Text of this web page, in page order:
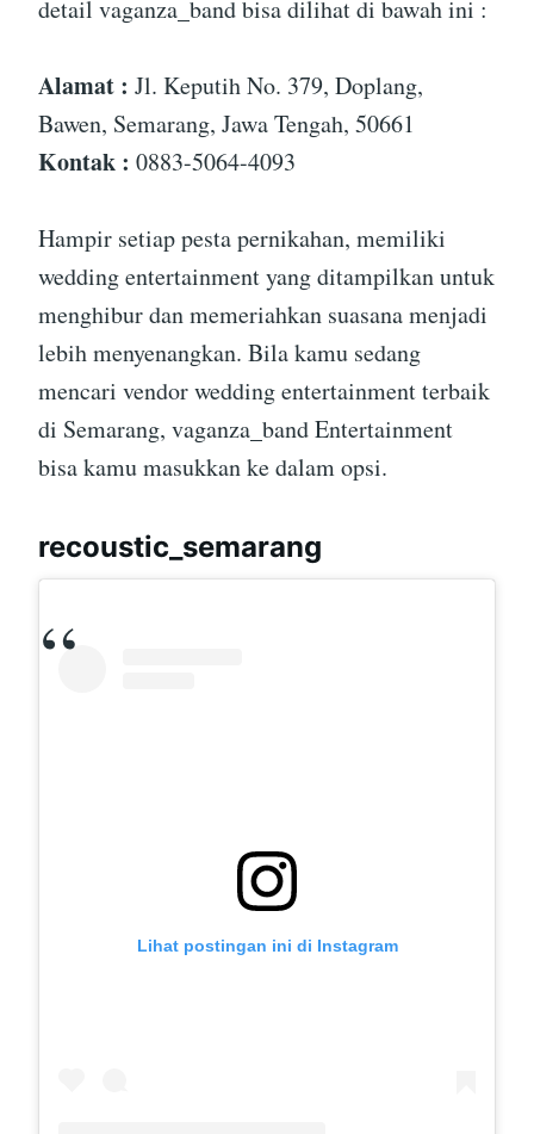
detail vaganza_band bisa dilihat di bawah ini :
Alamat : Jl. Keputih No. 379, Doplang,
Bawen, Semarang, Jawa Tengah, 50661
Kontak : 0883-5064-4093
Hampir setiap pesta pernikahan, memiliki
wedding entertainment yang ditampilkan untuk
menghibur dan memeriahkan suasana menjadi
lebih menyenangkan. Bila kamu sedang
mencari vendor wedding entertainment terbaik
di Semarang, vaganza_band Entertainment
bisa kamu masukkan ke dalam opsi.
recoustic_semarang
Lihat postingan ini di Instagram